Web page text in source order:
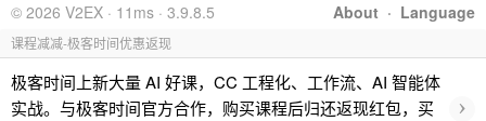
About · Language
© 2026 V2EX · 11ms · 3.9.8.5
课程减减-极客时间优惠返现
极客时间上新大量 AI 好课，CC 工程化、工作流、AI 智能体
实战。与极客时间官方合作，购买课程后归还返现红包，买
›